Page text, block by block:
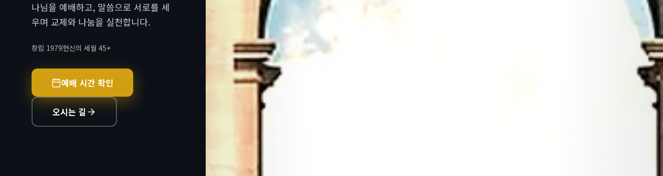
나님을 예배하고, 말씀으로 서로를 세
우며 교제와 나눔을 실천합니다.
창립 1979헌신의 세월 45+
예배 시간 확인
오시는 길